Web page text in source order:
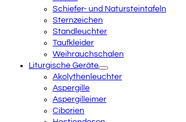
Schiefer- und Natursteintafeln
Sternzeichen
Standleuchter
Taufkleider
Weihrauchschalen
Liturgische Geräte
Akolythenleuchter
Aspergille
Aspergilleimer
Ciborien